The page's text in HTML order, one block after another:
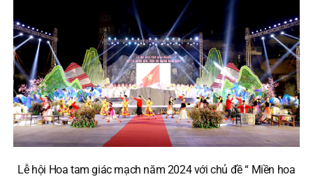
Lễ hội Hoa tam giác mạch năm 2024 với chủ đề “ Miền hoa